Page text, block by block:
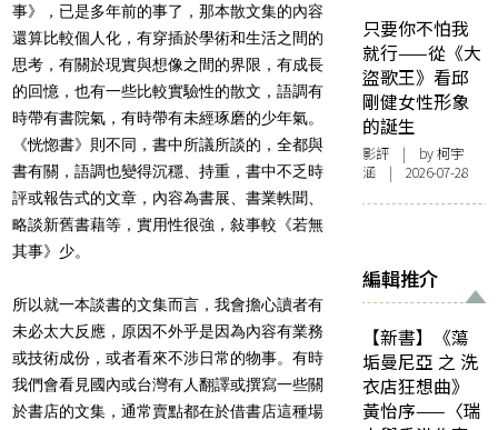
事》，已是多年前的事了，那本散文集的內容
還算比較個人化，有穿插於學術和生活之間的
思考，有關於現實與想像之間的界限，有成長
的回憶，也有一些比較實驗性的散文，語調有
時帶有書院氣，有時帶有未經琢磨的少年氣。
《恍惚書》則不同，書中所議所談的，全都與
書有關，語調也變得沉穩、持重，書中不乏時
評或報告式的文章，內容為書展、書業軼聞、
略談新舊書藉等，實用性很強，敍事較《若無
其事》少。
所以就一本談書的文集而言，我會擔心讀者有
未必太大反應，原因不外乎是因為內容有業務
或技術成份，或者看來不涉日常的物事。有時
我們會看見國內或台灣有人翻譯或撰寫一些關
於書店的文集，通常賣點都在於借書店這種場
只要你不怕我
就行——從《大
盜歌王》看邱
剛健女性形象
的誕生
影評 | by 柯宇
涵 | 2026-07-28
編輯推介
【新書】《蕩
垢曼尼亞 之 洗
衣店狂想曲》
黃怡序——〈瑞